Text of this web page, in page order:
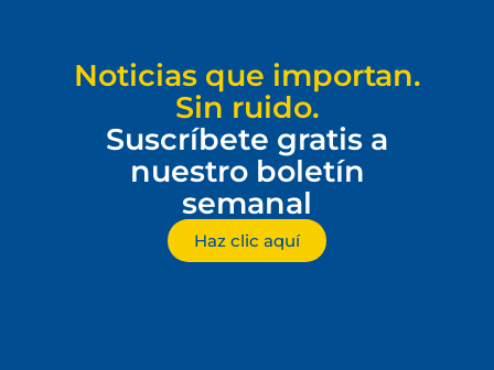
Noticias que importan.
Sin ruido.
Suscríbete gratis a
nuestro boletín
semanal
Haz clic aquí